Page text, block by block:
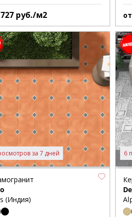
руб./м2 от
за 7 дней
(Индия)
6